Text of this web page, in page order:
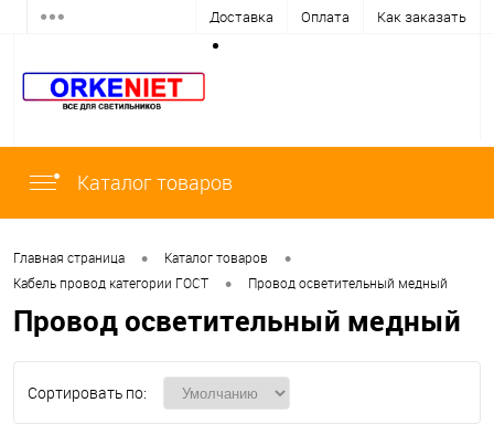
Доставка Оплата Как заказать
Каталог товаров
Главная страница • Каталог товаров •
Кабель провод категории ГОСТ • Провод осветительный медный
Провод осветительный медный
Сортировать по: